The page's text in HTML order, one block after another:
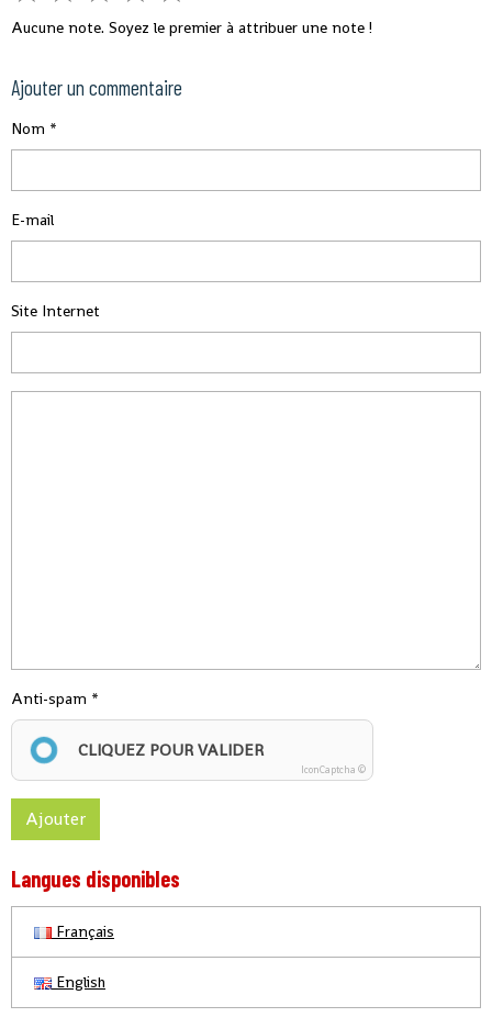
Aucune note. Soyez le premier à attribuer une note !
Ajouter un commentaire
Nom
E-mail
Site Internet
Anti-spam
CLIQUEZ POUR VALIDER
IconCaptcha ©
Ajouter
Langues disponibles
Français
English